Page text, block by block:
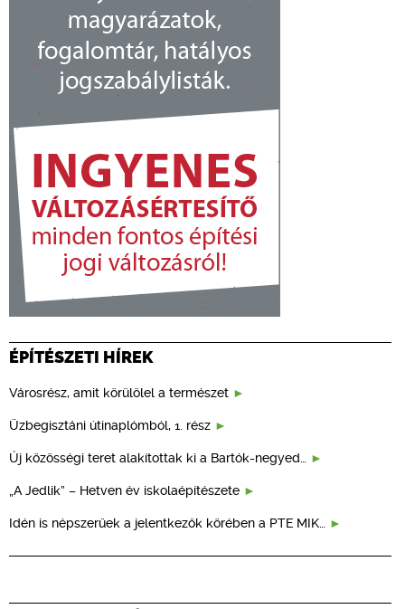
ÉPÍTÉSZETI HÍREK
Városrész, amit körülölel a természet
Üzbegisztáni útinaplómból, 1. rész
Új közösségi teret alakítottak ki a Bartók-negyed…
„A Jedlik” – Hetven év iskolaépítészete
Idén is népszerűek a jelentkezők körében a PTE MIK…